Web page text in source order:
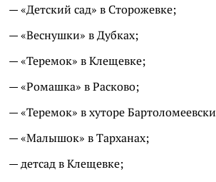
— «Детский сад» в Сторожевке;
— «Веснушки» в Дубках;
— «Теремок» в Клещевке;
— «Ромашка» в Расково;
— «Теремок» в хуторе
— «Малышок» в Тарханах;
— детсад в Клещевке;